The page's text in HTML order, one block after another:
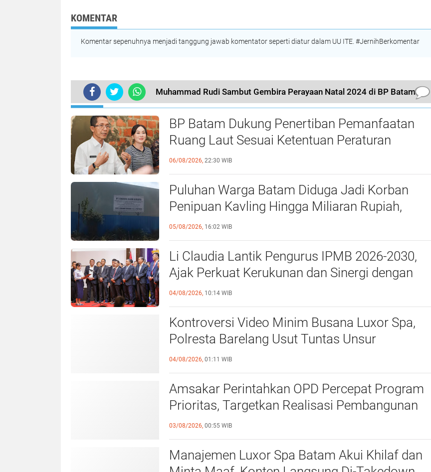
Siap Kerja Era
Digital
PLN Batam
KOMENTAR
Komentar sepenuhnya menjadi tanggung jawab komentator seperti diatur dalam UU ITE. #JernihBerkomentar
Muhammad Rudi Sambut Gembira Perayaan Natal 2024 di BP Batam
TERKINI
BP Batam Dukung Penertiban Pemanfaatan
Ruang Laut Sesuai Ketentuan Peraturan
Perundang-undangan
06/08/2026, 22:30 WIB
Puluhan Warga Batam Diduga Jadi Korban
Penipuan Kavling Hingga Miliaran Rupiah,
Laporan ke Polda Kepri Jalan di Tempat?
05/08/2026, 16:02 WIB
Li Claudia Lantik Pengurus IPMB 2026-2030,
Ajak Perkuat Kerukunan dan Sinergi dengan
Pemko Batam
04/08/2026, 10:14 WIB
Kontroversi Video Minim Busana Luxor Spa,
Polresta Barelang Usut Tuntas Unsur
Pelanggaran Hukum
04/08/2026, 01:11 WIB
Amsakar Perintahkan OPD Percepat Program
Prioritas, Targetkan Realisasi Pembangunan
Lampaui 50 Persen
03/08/2026, 00:55 WIB
Manajemen Luxor Spa Batam Akui Khilaf dan